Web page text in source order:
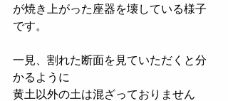
が焼き上がった座器を壊している様子
です。﻿
一見、割れた断面を見ていただくと分
かるように﻿
黄土以外の土は混ざっておりません